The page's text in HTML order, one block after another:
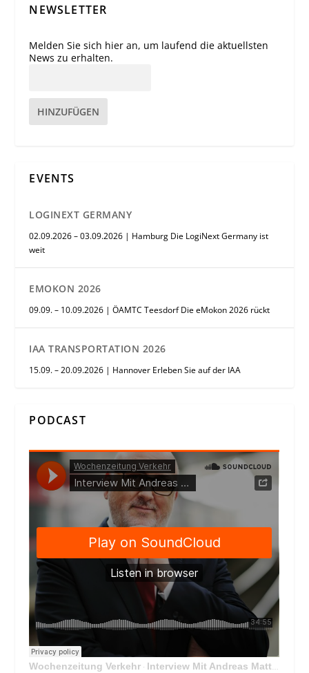
NEWSLETTER
Melden Sie sich hier an, um laufend die aktuellsten
News zu erhalten.
HINZUFÜGEN
EVENTS
LOGINEXT GERMANY
02.09.2026 – 03.09.2026 | Hamburg Die LogiNext Germany ist
weit
EMOKON 2026
09.09. – 10.09.2026 | ÖAMTC Teesdorf Die eMokon 2026 rückt
IAA TRANSPORTATION 2026
15.09. – 20.09.2026 | Hannover Erleben Sie auf der IAA
PODCAST
Wochenzeitung Verkehr · Interview Mit Andreas Matthä, CEO der ÖBB Holding